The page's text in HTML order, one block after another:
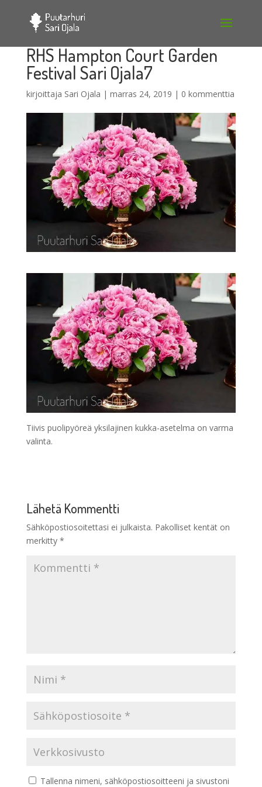
RHS Hampton Court Garden
Festival Sari Ojala7
kirjoittaja Sari Ojala | marras 24, 2019 | 0 kommenttia
Tiivis puolipyöreä yksilajinen kukka-asetelma on varma
valinta.
Lähetä Kommentti
Sähköpostiosoitettasi ei julkaista. Pakolliset kentät on
merkitty *
Tallenna nimeni, sähköpostiosoitteeni ja sivustoni